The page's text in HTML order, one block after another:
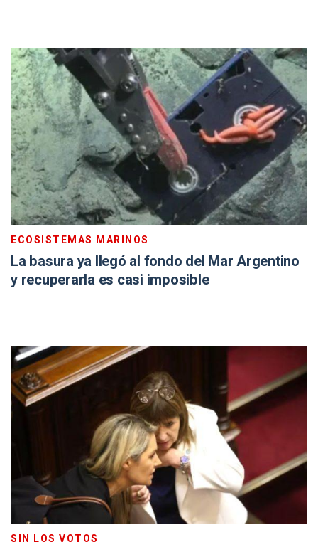
ECOSISTEMAS MARINOS
La basura ya llegó al fondo del Mar Argentino
y recuperarla es casi imposible
SIN LOS VOTOS